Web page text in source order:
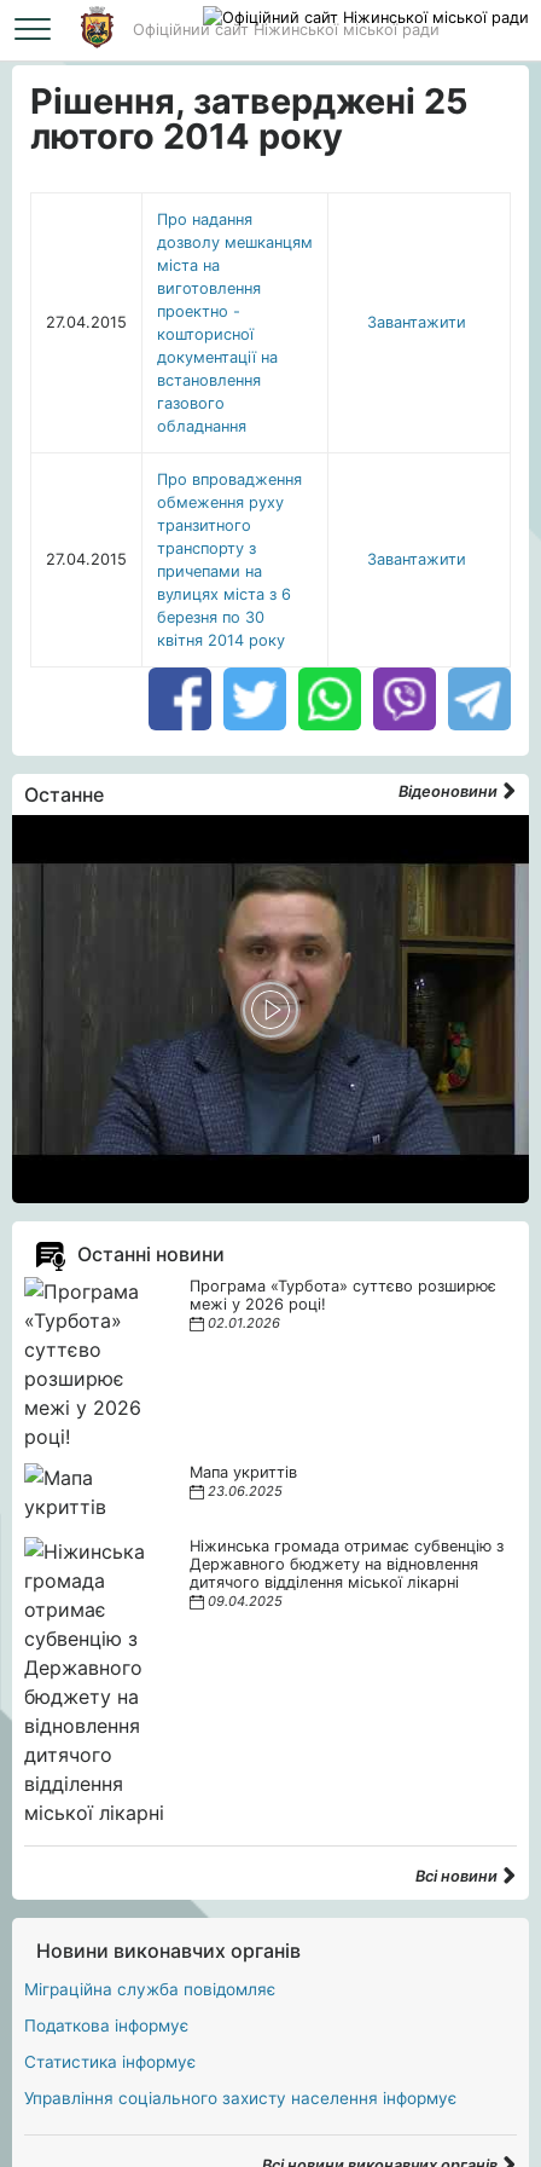
Офіційний сайт Ніжинської міської ради
Головна Рішення, затверджені 25 лютого 2014 року
Рішення, затверджені 25
лютого 2014 року
27.04.2015
Про надання
дозволу мешканцям
міста на
виготовлення
проектно -
кошторисної
документації на
встановлення
газового
обладнання
Завантажити
27.04.2015
Про впровадження
обмеження руху
транзитного
транспорту з
причепами на
вулицях міста з 6
березня по 30
квітня 2014 року
Завантажити
Останне Відеоновини
Останні новини
Програма «Турбота» суттєво розширює
межі у 2026 році!
02.01.2026
Мапа укриттів
23.06.2025
Ніжинська громада отримає субвенцію з
Державного бюджету на відновлення
дитячого відділення міської лікарні
09.04.2025
Всі новини
Новини виконавчих органів
Міграційна служба повідомляє
Податкова інформує
Статистика інформує
Управління соціального захисту населення інформує